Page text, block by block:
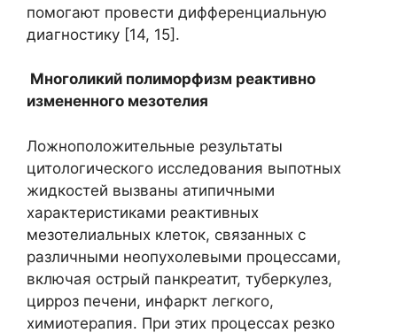
помогают провести дифференциальную
диагностику [14, 15].
Многоликий полиморфизм реактивно
измененного мезотелия
Ложноположительные результаты
цитологического исследования выпотных
жидкостей вызваны атипичными
характеристиками реактивных
мезотелиальных клеток, связанных с
различными неопухолевыми процессами,
включая острый панкреатит, туберкулез,
цирроз печени, инфаркт легкого,
химиотерапия. При этих процессах резко